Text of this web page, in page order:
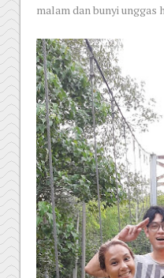
malam dan bunyi unggas